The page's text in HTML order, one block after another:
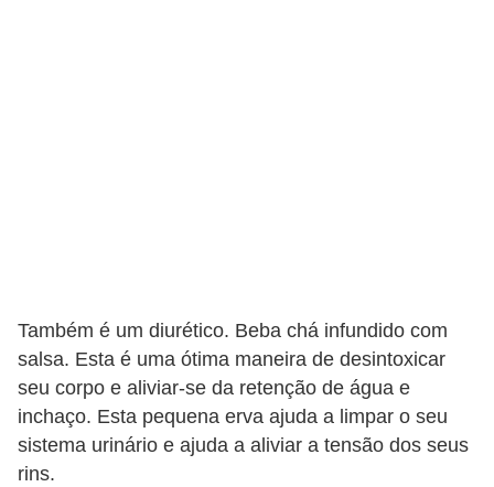
Também é um diurético. Beba chá infundido com
salsa. Esta é uma ótima maneira de desintoxicar
seu corpo e aliviar-se da retenção de água e
inchaço. Esta pequena erva ajuda a limpar o seu
sistema urinário e ajuda a aliviar a tensão dos seus
rins.